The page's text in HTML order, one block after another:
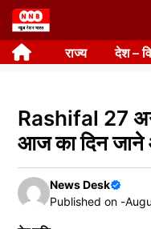
Skip
to
content राज्य देश –
Rashifal 27
आज का दिन
News Desk
Published on -